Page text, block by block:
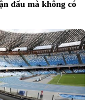
đấu mà không có